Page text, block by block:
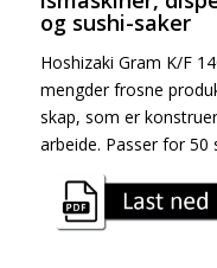
og sushi-saker
Hoshizaki Gram K/F
mengder frosne
skap, som er
arbeide. Passer for 50